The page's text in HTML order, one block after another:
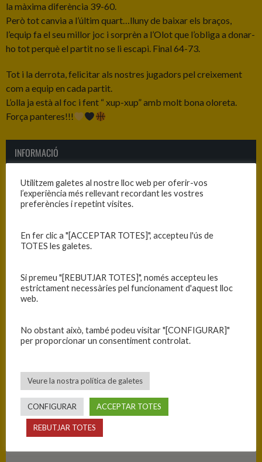
la màxima diferència 39-60.
Però tot canvia a l’últim quart…lluny de baixar els braços,
l’equip fa el seu millor joc i sorprèn a l’Olot que l’obliga a donar-
ho tot perquè el partit no se li escapi. Final 64-73.
Tot i la derrota, felicitar als nostres jugadors pel creixement
com a equip en cada partit.
L’olla ja està al foc i fent “ xup-xup” amb molt bona oloreta.
Força panteres!!!
INFORMACIÓ
22/02/2025 10:45
Cadet B
2024-25
Equip T
C.B. Olot 73
PISTA
Blanes - Ciutat Esportiva Blanes
Utilitzem galetes al nostre lloc web per oferir-vos
l’experiència més rellevant recordant les vostres
preferències i repetint visites.
En fer clic a "[ACCEPTAR TOTES]", accepteu l'ús de
TOTES les galetes.
Si premeu "[REBUTJAR TOTES]", només accepteu les
estrictament necessàries pel funcionament d'aquest lloc
web.
No obstant això, també podeu visitar "[CONFIGURAR]"
per proporcionar un consentiment controlat.
Veure la nostra política de galetes
CONFIGURAR ACCEPTAR TOTES
REBUTJAR TOTES